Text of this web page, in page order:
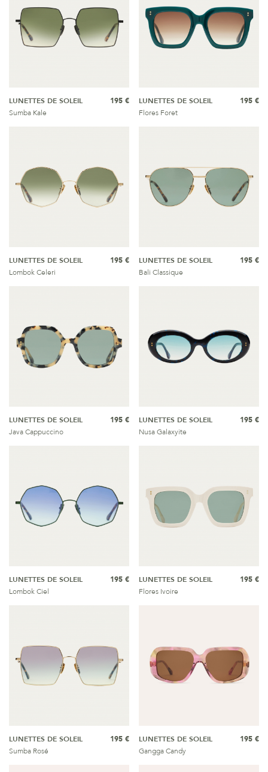
LUNETTES DE SOLEIL
Sumba Kale
195 €
LUNETTES DE SOLEIL
Flores Foret
195 €
LUNETTES DE SOLEIL
Lombok Celeri
195 €
LUNETTES DE SOLEIL
Bali Classique
195 €
LUNETTES DE SOLEIL
Java Cappuccino
195 €
LUNETTES DE SOLEIL
Nusa Galaxyite
195 €
LUNETTES DE SOLEIL
Lombok Ciel
195 €
LUNETTES DE SOLEIL
Flores Ivoire
195 €
LUNETTES DE SOLEIL
Sumba Rosé
195 €
LUNETTES DE SOLEIL
Gangga Candy
195 €